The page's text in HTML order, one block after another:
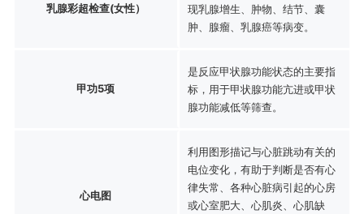
乳腺彩超检查(女性）
现乳腺增生、肿物、结节、囊
肿、腺瘤、乳腺癌等病变。
甲功5项
是反应甲状腺功能状态的主要指
标，用于甲状腺功能亢进或甲状
腺功能减低等筛查。
心电图
利用图形描记与心脏跳动有关的
电位变化，有助于判断是否有心
律失常、各种心脏病引起的心房
或心室肥大、心肌炎、心肌缺